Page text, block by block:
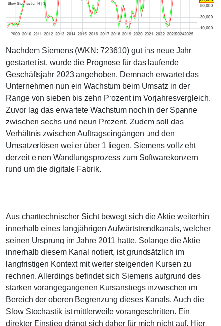
Nachdem Siemens (WKN: 723610) gut ins neue Jahr
gestartet ist, wurde die Prognose für das laufende
Geschäftsjahr 2023 angehoben. Demnach erwartet das
Unternehmen nun ein Wachstum beim Umsatz in der
Range von sieben bis zehn Prozent im Vorjahresvergleich.
Zuvor lag das erwartete Wachstum noch in der Spanne
zwischen sechs und neun Prozent. Zudem soll das
Verhältnis zwischen Auftragseingängen und den
Umsatzerlösen weiter über 1 liegen. Siemens vollzieht
derzeit einen Wandlungsprozess zum Softwarekonzern
rund um die digitale Fabrik.
Aus charttechnischer Sicht bewegt sich die Aktie weiterhin
innerhalb eines langjährigen Aufwärtstrendkanals, welcher
seinen Ursprung im Jahre 2011 hatte. Solange die Aktie
innerhalb diesem Kanal notiert, ist grundsätzlich im
langfristigen Kontext mit weiter steigenden Kursen zu
rechnen. Allerdings befindet sich Siemens aufgrund des
starken vorangegangenen Kursanstiegs inzwischen im
Bereich der oberen Begrenzung dieses Kanals. Auch die
Slow Stochastik ist mittlerweile vorangeschritten. Ein
direkter Einstieg drängt sich daher für mich nicht auf. Hier